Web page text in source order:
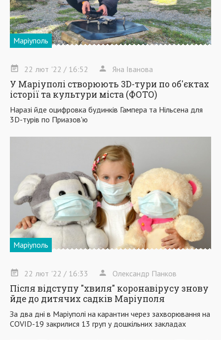
Маріуполь
22 лют '22 / 16:52 Яна Іванова
У Маріуполі створюють 3D-тури по об'єктах
історії та культури міста (ФОТО)
Наразі йде оцифровка будинків Гампера та Нільсена для
3D-турів по Приазов'ю
Маріуполь
22 лют '22 / 16:33 Олександр Панков
Після відступу "хвиля" коронавірусу знову
йде до дитячих садків Маріуполя
За два дні в Маріуполі на карантин через захворювання на
COVID-19 закрилися 13 груп у дошкільних закладах